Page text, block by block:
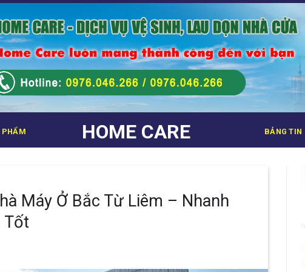
HOME CARE
PHẨM BẢNG TIN
Máy Ở Bắc Từ Liêm – Nhanh
Tốt